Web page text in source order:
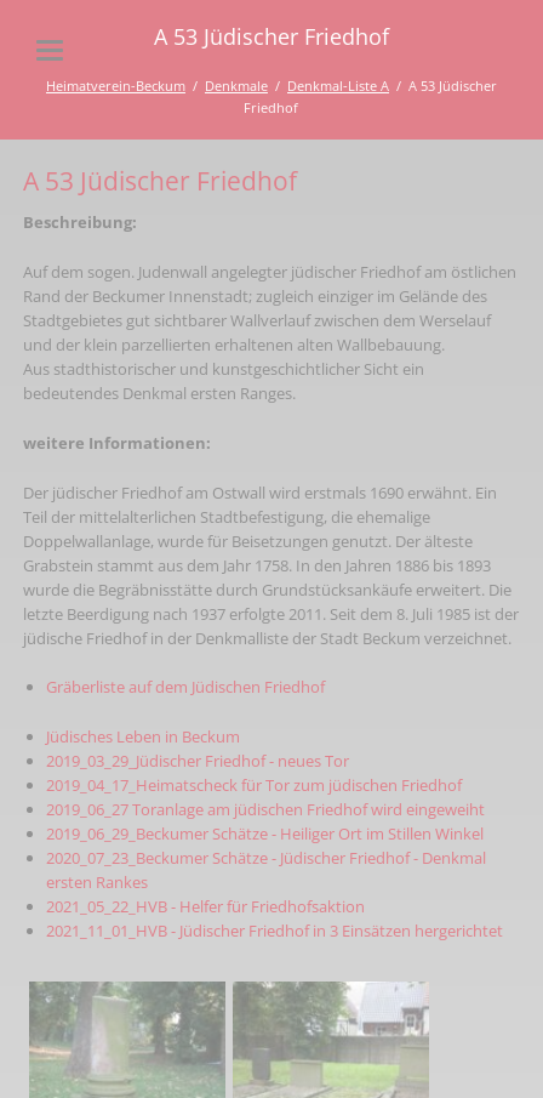
A 53 Jüdischer Friedhof
Heimatverein-Beckum Denkmale Denkmal-Liste A
A 53 Jüdischer
Friedhof
A 53 Jüdischer Friedhof
Beschreibung:
Auf dem sogen. Judenwall angelegter jüdischer Friedhof am östlichen
Rand der Beckumer Innenstadt; zugleich einziger im Gelände des
Stadtgebietes gut sichtbarer Wallverlauf zwischen dem Werselauf
und der klein parzellierten erhaltenen alten Wallbebauung.
Aus stadthistorischer und kunstgeschichtlicher Sicht ein
bedeutendes Denkmal ersten Ranges.
weitere Informationen:
Der jüdischer Friedhof am Ostwall wird erstmals 1690 erwähnt. Ein
Teil der mittelalterlichen Stadtbefestigung, die ehemalige
Doppelwallanlage, wurde für Beisetzungen genutzt. Der älteste
Grabstein stammt aus dem Jahr 1758. In den Jahren 1886 bis 1893
wurde die Begräbnisstätte durch Grundstücksankäufe erweitert. Die
letzte Beerdigung nach 1937 erfolgte 2011. Seit dem 8. Juli 1985 ist der
jüdische Friedhof in der Denkmalliste der Stadt Beckum verzeichnet.
Gräberliste auf dem Jüdischen Friedhof
Jüdisches Leben in Beckum
2019_03_29_Jüdischer Friedhof - neues Tor
2019_04_17_Heimatscheck für Tor zum jüdischen Friedhof
2019_06_27 Toranlage am jüdischen Friedhof wird eingeweiht
2019_06_29_Beckumer Schätze - Heiliger Ort im Stillen Winkel
2020_07_23_Beckumer Schätze - Jüdischer Friedhof - Denkmal
ersten Rankes
2021_05_22_HVB - Helfer für Friedhofsaktion
2021_11_01_HVB - Jüdischer Friedhof in 3 Einsätzen hergerichtet